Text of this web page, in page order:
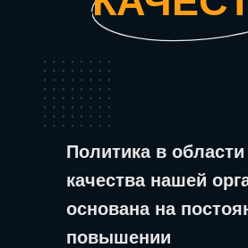
Политика в области
качества нашей
основана на
повышении